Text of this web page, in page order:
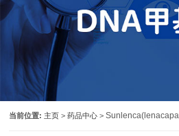
当前位置: 主页 >药品中心 >